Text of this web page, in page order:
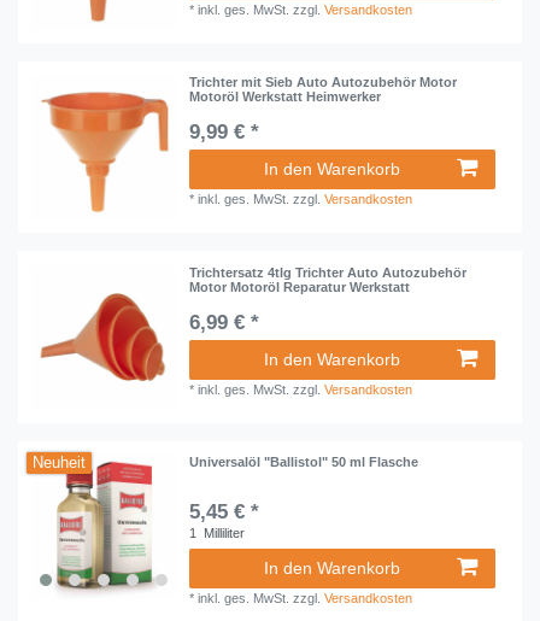
*inkl. ges. MwSt. zzgl.Versandkosten
Trichter mit Sieb Auto Autozubehör Motor
Motoröl Werkstatt Heimwerker
9,99 € *
In den Warenkorb
*inkl. ges. MwSt. zzgl.Versandkosten
Trichtersatz 4tlg Trichter Auto Autozubehör
Motor Motoröl Reparatur Werkstatt
6,99 € *
In den Warenkorb
*inkl. ges. MwSt. zzgl.Versandkosten
Neuheit Universalöl "Ballistol" 50 ml Flasche
5,45 € *
1 Milliliter
In den Warenkorb
*inkl. ges. MwSt. zzgl.Versandkosten